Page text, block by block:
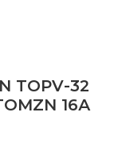
TOPV-32
16А